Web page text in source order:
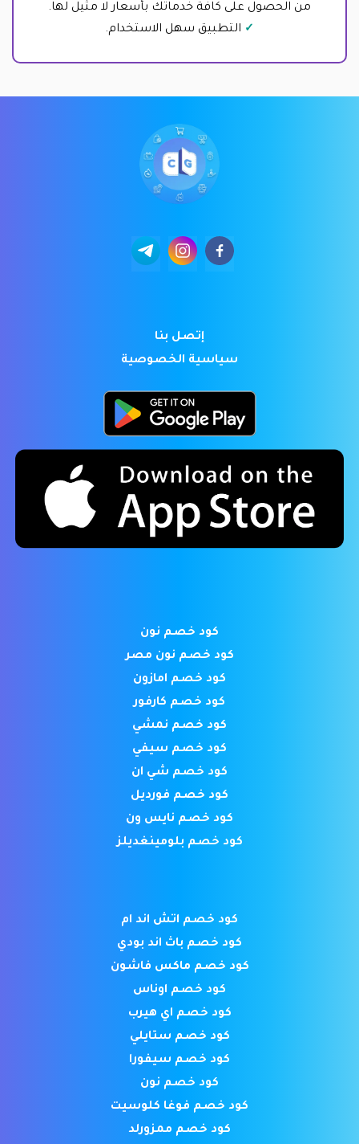
من الحصول على كافة خدماتك بأسعار لا مثيل لها.
التطبيق سهل الاستخدام.
إتصل بنا
سياسية الخصوصية
كود خصم نون
كود خصم نون مصر
كود خصم امازون
كود خصم كارفور
كود خصم نمشي
كود خصم سيفي
كود خصم شي ان
كود خصم فورديل
كود خصم نايس ون
كود خصم بلومينغديلز
كود خصم اتش اند ام
كود خصم باث اند بودي
كود خصم ماكس فاشون
كود خصم اوناس
كود خصم اي هيرب
كود خصم ستايلي
كود خصم سيفورا
كود خصم نون
كود خصم فوغا كلوسيت
كود خصم ممزورلد